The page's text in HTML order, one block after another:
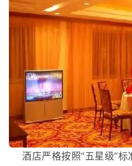
酒店严格按照“五星级”标